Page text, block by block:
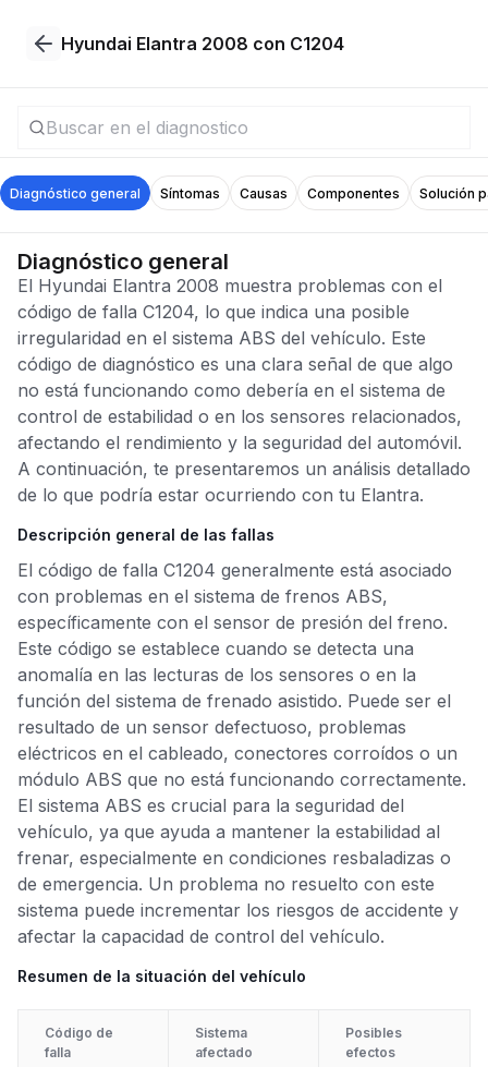
Hyundai Elantra 2008 con C1204
Diagnóstico general Síntomas Causas Componentes Solución
Diagnóstico general
El Hyundai Elantra 2008 muestra problemas con el
código de falla C1204, lo que indica una posible
irregularidad en el sistema ABS del vehículo. Este
código de diagnóstico es una clara señal de que algo
no está funcionando como debería en el sistema de
control de estabilidad o en los sensores relacionados,
afectando el rendimiento y la seguridad del automóvil.
A continuación, te presentaremos un análisis detallado
de lo que podría estar ocurriendo con tu Elantra.
Descripción general de las fallas
El código de falla C1204 generalmente está asociado
con problemas en el sistema de frenos ABS,
específicamente con el sensor de presión del freno.
Este código se establece cuando se detecta una
anomalía en las lecturas de los sensores o en la
función del sistema de frenado asistido. Puede ser el
resultado de un sensor defectuoso, problemas
eléctricos en el cableado, conectores corroídos o un
módulo ABS que no está funcionando correctamente.
El sistema ABS es crucial para la seguridad del
vehículo, ya que ayuda a mantener la estabilidad al
frenar, especialmente en condiciones resbaladizas o
de emergencia. Un problema no resuelto con este
sistema puede incrementar los riesgos de accidente y
afectar la capacidad de control del vehículo.
Resumen de la situación del vehículo
Código de
falla
Sistema
afectado
Posibles
efectos